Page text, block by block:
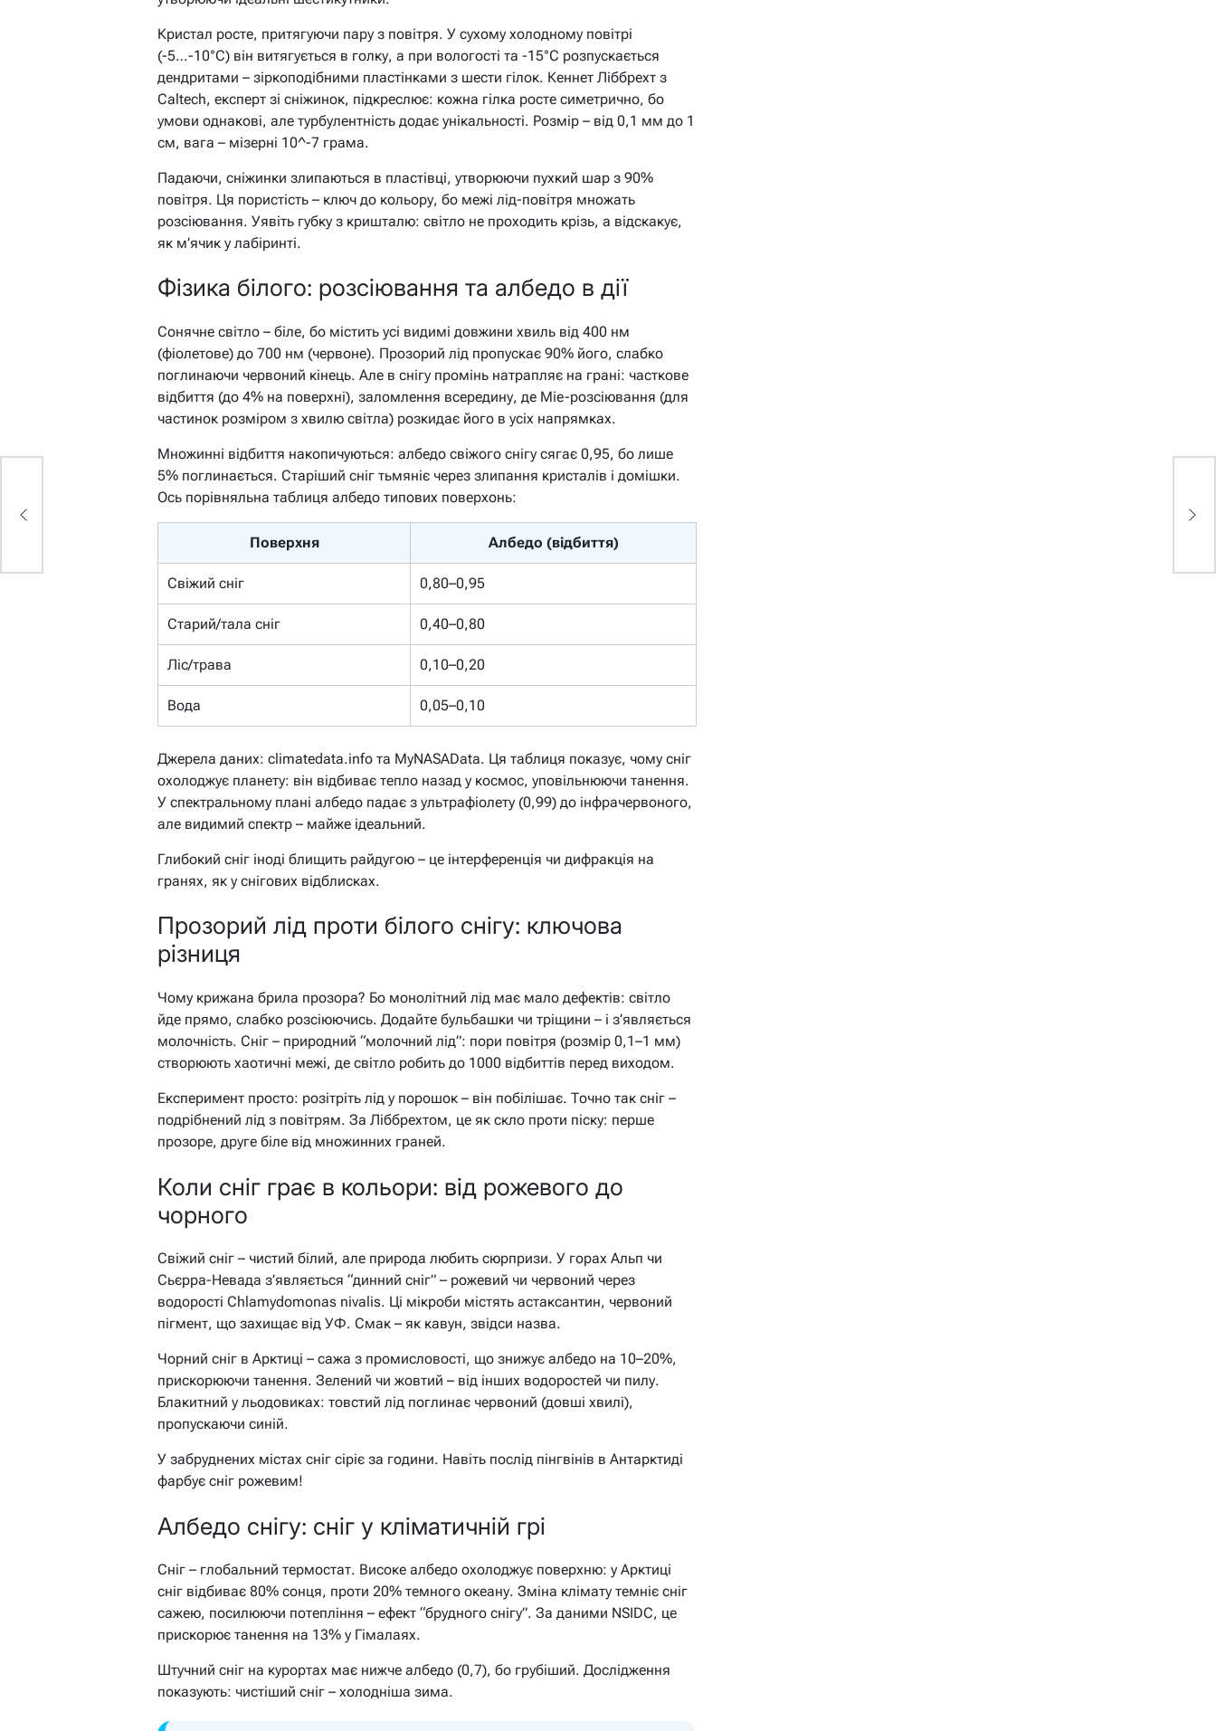
Кристал росте, притягуючи пару з повітря. У сухому холодному повітрі
(-5…-10°C) він витягується в голку, а при вологості та -15°C розпускається
дендритами – зіркоподібними пластінками з шести гілок. Кеннет Ліббрехт з
Caltech, експерт зі сніжинок, підкреслює: кожна гілка росте симетрично, бо
умови однакові, але турбулентність додає унікальності. Розмір – від 0,1 мм до 1
см, вага – мізерні 10^-7 грама.
Падаючи, сніжинки злипаються в пластівці, утворюючи пухкий шар з 90%
повітря. Ця пористість – ключ до кольору, бо межі лід-повітря множать
розсіювання. Уявіть губку з кришталю: світло не проходить крізь, а відскакує,
як м’ячик у лабіринті.
Фізика білого: розсіювання та албедо в дії
Сонячне світло – біле, бо містить усі видимі довжини хвиль від 400 нм
(фіолетове) до 700 нм (червоне). Прозорий лід пропускає 90% його, слабко
поглинаючи червоний кінець. Але в снігу промінь натрапляє на грані: часткове
відбиття (до 4% на поверхні), заломлення всередину, де Mie-розсіювання (для
частинок розміром з хвилю світла) розкидає його в усіх напрямках.
Множинні відбиття накопичуються: албедо свіжого снігу сягає 0,95, бо лише
5% поглинається. Старіший сніг тьмяніє через злипання кристалів і домішки.
Ось порівняльна таблиця албедо типових поверхонь:
Поверхня Албедо (відбиття)
Свіжий сніг 0,80–0,95
Старий/тала сніг 0,40–0,80
Ліс/трава 0,10–0,20
Вода 0,05–0,10
Джерела даних: climatedata.info та MyNASAData. Ця таблиця показує, чому сніг
охолоджує планету: він відбиває тепло назад у космос, уповільнюючи танення.
У спектральному плані албедо падає з ультрафіолету (0,99) до інфрачервоного,
але видимий спектр – майже ідеальний.
Глибокий сніг іноді блищить райдугою – це інтерференція чи дифракція на
гранях, як у снігових відблисках.
Прозорий лід проти білого снігу: ключова
різниця
Чому крижана брила прозора? Бо монолітний лід має мало дефектів: світло
йде прямо, слабко розсіюючись. Додайте бульбашки чи тріщини – і з’являється
молочність. Сніг – природний “молочний лід”: пори повітря (розмір 0,1–1 мм)
створюють хаотичні межі, де світло робить до 1000 відбиттів перед виходом.
Експеримент просто: розітріть лід у порошок – він побілішає. Точно так сніг –
подрібнений лід з повітрям. За Ліббрехтом, це як скло проти піску: перше
прозоре, друге біле від множинних граней.
Коли сніг грає в кольори: від рожевого до
чорного
Свіжий сніг – чистий білий, але природа любить сюрпризи. У горах Альп чи
Сьєрра-Невада з’являється “динний сніг” – рожевий чи червоний через
водорості Chlamydomonas nivalis. Ці мікроби містять астаксантин, червоний
пігмент, що захищає від УФ. Смак – як кавун, звідси назва.
Чорний сніг в Арктиці – сажа з промисловості, що знижує албедо на 10–20%,
прискорюючи танення. Зелений чи жовтий – від інших водоростей чи пилу.
Блакитний у льодовиках: товстий лід поглинає червоний (довші хвилі),
пропускаючи синій.
У забруднених містах сніг сіріє за години. Навіть послід пінгвінів в Антарктиді
фарбує сніг рожевим!
Албедо снігу: сніг у кліматичній грі
Сніг – глобальний термостат. Високе албедо охолоджує поверхню: у Арктиці
сніг відбиває 80% сонця, проти 20% темного океану. Зміна клімату темніє сніг
сажею, посилюючи потепління – ефект “брудного снігу”. За даними NSIDC, це
прискорює танення на 13% у Гімалаях.
Штучний сніг на курортах має нижче албедо (0,7), бо грубіший. Дослідження
показують: чистіший сніг – холодніша зима.